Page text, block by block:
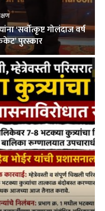
‘सर्वोत्कृष्ट गोलंदाज वर्ष
पुरस्कार